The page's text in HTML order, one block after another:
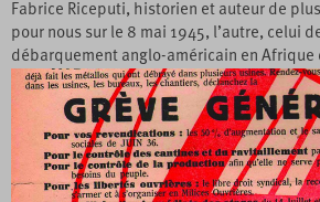
Fabrice Riceputi, historien et auteur de
pour nous sur le 8 mai 1945, l’autre, celui
débarquement anglo-américain en Afrique